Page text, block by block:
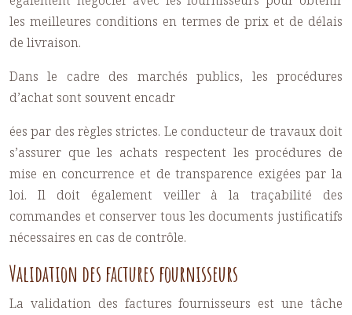
les meilleures conditions en termes de prix et de délais
de livraison.
Dans le cadre des marchés publics, les procédures
d’achat sont souvent encadr
ées par des règles strictes. Le conducteur de travaux doit
s’assurer que les achats respectent les procédures de
mise en concurrence et de transparence exigées par la
loi. Il doit également veiller à la traçabilité des
commandes et conserver tous les documents justificatifs
nécessaires en cas de contrôle.
Validation des factures fournisseurs
La validation des factures fournisseurs est une tâche